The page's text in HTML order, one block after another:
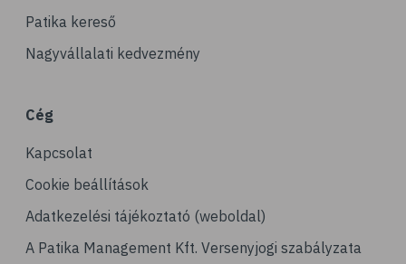
Patika kereső
Nagyvállalati kedvezmény
Cég
Kapcsolat
Cookie beállítások
Adatkezelési tájékoztató (weboldal)
A Patika Management Kft. Versenyjogi szabályzata